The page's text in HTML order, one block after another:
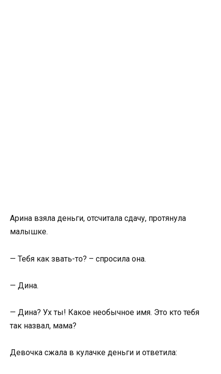
Арина взяла деньги, отсчитала сдачу, протянула
малышке.
— Тебя как звать-то? – спросила она.
— Дина.
— Дина? Ух ты! Какое необычное имя. Это кто тебя
так назвал, мама?
Девочка сжала в кулачке деньги и ответила: